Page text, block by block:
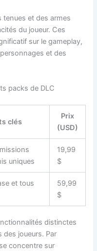
tenues et des armes
du joueur. Ces
sur le gameplay,
et des
packs de DLC
clés
Prix
(USD)
uniques
19,99
$
et tous
59,99
$
distinctes
joueurs. Par
concentre sur